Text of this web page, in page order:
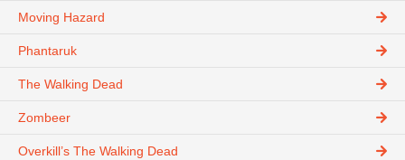
Moving Hazard
Phantaruk
The Walking Dead
Zombeer
Overkill’s The Walking Dead